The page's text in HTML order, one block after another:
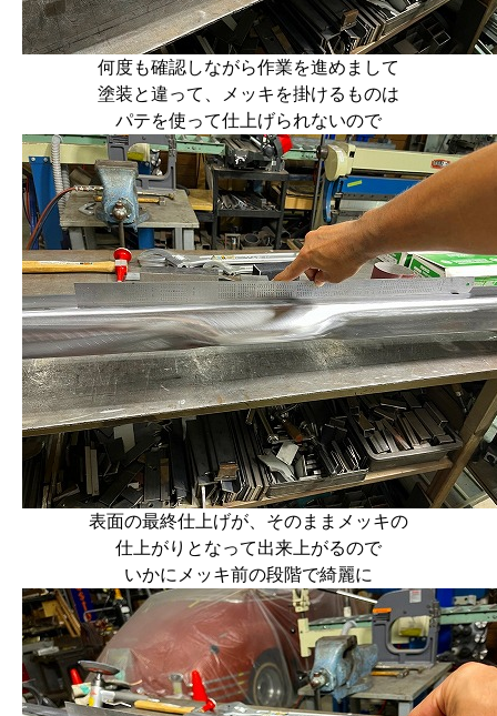
何度も確認しながら作業を進めまして
塗装と違って、メッキを掛けるものは
パテを使って仕上げられないので
表面の最終仕上げが、そのままメッキの
仕上がりとなって出来上がるので
いかにメッキ前の段階で綺麗に